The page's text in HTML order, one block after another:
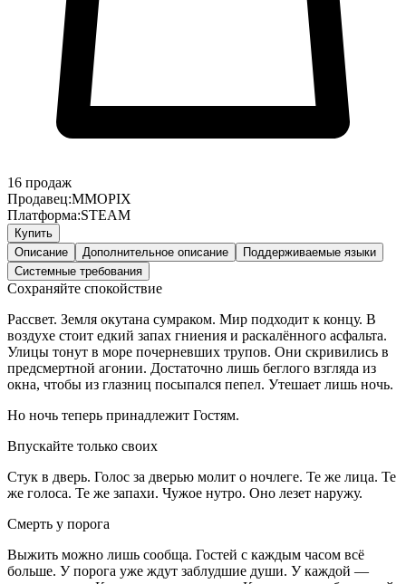
16 продаж
Продавец:MMOPIX
Платформа:STEAM
Купить
Описание
Дополнительное описание
Поддерживаемые языки
Системные требования
Сохраняйте спокойствие
Рассвет. Земля окутана сумраком. Мир подходит к концу. В
воздухе стоит едкий запах гниения и раскалённого асфальта.
Улицы тонут в море почерневших трупов. Они скривились в
предсмертной агонии. Достаточно лишь беглого взгляда из
окна, чтобы из глазниц посыпался пепел. Утешает лишь ночь.
Но ночь теперь принадлежит Гостям.
Впускайте только своих
Стук в дверь. Голос за дверью молит о ночлеге. Те же лица. Те
же голоса. Те же запахи. Чужое нутро. Оно лезет наружу.
Смерть у порога
Выжить можно лишь сообща. Гостей с каждым часом всё
больше. У порога уже ждут заблудшие души. У каждой —